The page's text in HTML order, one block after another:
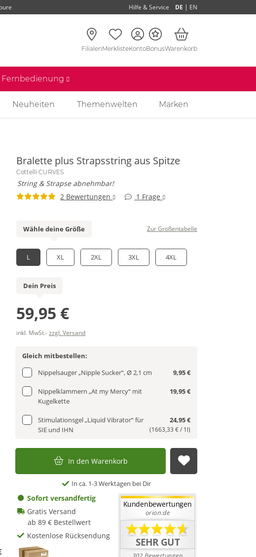
Hilfe & Service DE | EN
FilialenMerklisteKontoBonusWarenkorb
Fernbedienung
Neuheiten Themenwelten Marken
Bralette plus Strapsstring aus Spitze
Cottelli CURVES
String & Strapse abnehmbar!
2 Bewertungen
1 Frage
Wähle deine Größe
L XL 2XL 3XL 4XL
Zur Größentabelle
Dein Preis
59,95 €
inkl. MwSt.-zzgl. Versand
Gleich mitbestellen:
Nippelsauger „Nipple Sucker“, Ø 2,1 cm
9,95 €
Nippelklammern „At my Mercy“ mit
Kugelkette
19,95 €
Stimulationsgel „Liquid Vibrator“ für
SIE und IHN
24,95 €
(1663,33 € / 1l)
In den Warenkorb Auf die
In ca. 1-3 Werktagen bei Dir
Sofort versandfertig
Gratis Versand
ab 89 € Bestellwert
Kostenlose Rücksendung